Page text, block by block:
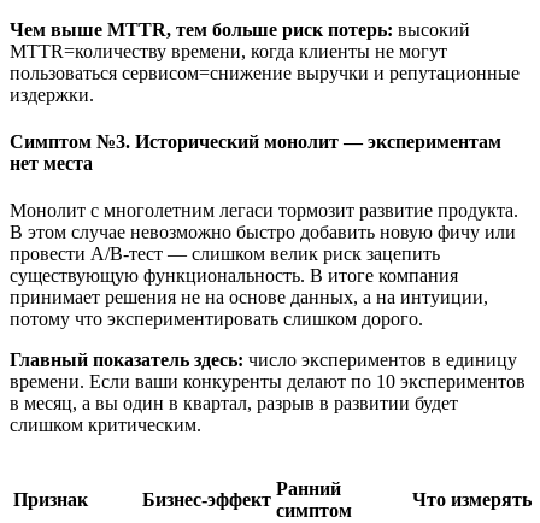
Чем выше MTTR, тем больше риск потерь: высокий
MTTR=количеству времени, когда клиенты не могут
пользоваться сервисом=снижение выручки и репутационные
издержки.
Симптом №3. Исторический монолит — экспериментам
нет места
Монолит с многолетним легаси тормозит развитие продукта.
В этом случае невозможно быстро добавить новую фичу или
провести A/B-тест — слишком велик риск зацепить
существующую функциональность. В итоге компания
принимает решения не на основе данных, а на интуиции,
потому что экспериментировать слишком дорого.
Главный показатель здесь: число экспериментов в единицу
времени. Если ваши конкуренты делают по 10 экспериментов
в месяц, а вы один в квартал, разрыв в развитии будет
слишком критическим.
Признак Бизнес‑эффект
Ранний
симптом
Что измерять